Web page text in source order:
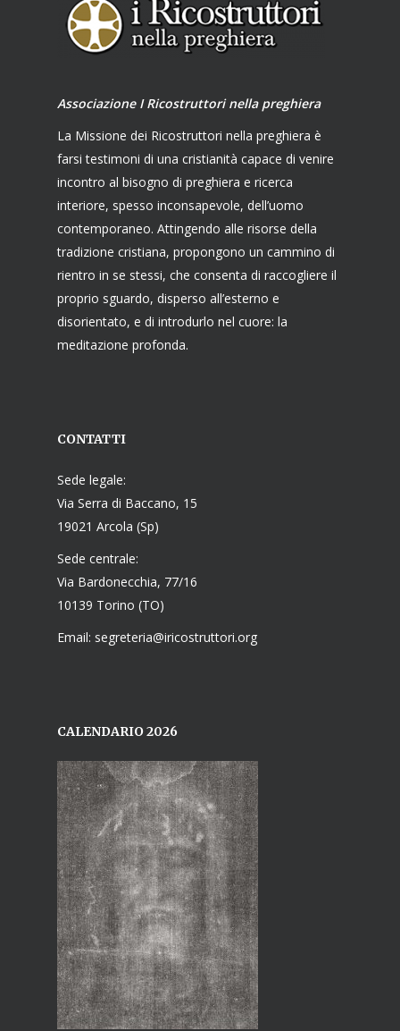
Associazione I Ricostruttori nella preghiera
La Missione dei Ricostruttori nella preghiera è
farsi testimoni di una cristianità capace di venire
incontro al bisogno di preghiera e ricerca
interiore, spesso inconsapevole, dell’uomo
contemporaneo. Attingendo alle risorse della
tradizione cristiana, propongono un cammino di
rientro in se stessi, che consenta di raccogliere il
proprio sguardo, disperso all’esterno e
disorientato, e di introdurlo nel cuore: la
meditazione profonda.
CONTATTI
Sede legale:
Via Serra di Baccano, 15
19021 Arcola (Sp)
Sede centrale:
Via Bardonecchia, 77/16
10139 Torino (TO)
Email: segreteria@iricostruttori.org
CALENDARIO 2026